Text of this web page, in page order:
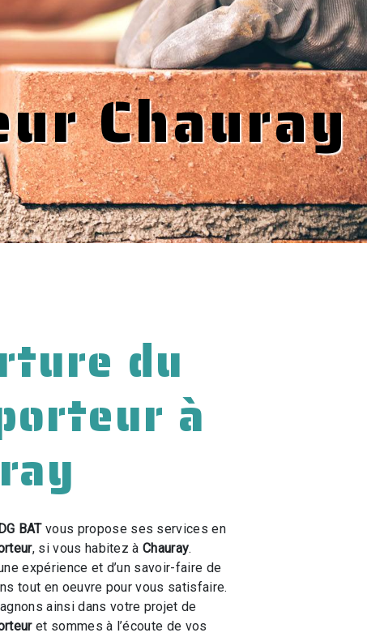
Chauray
du
à
BATvous propose ses services en
, si vous habitez àChauray.
expérience et d’un savoir-faire de
tout en oeuvre pour vous satisfaire.
ainsi dans votre projet de
et sommes à l’écoute de vos